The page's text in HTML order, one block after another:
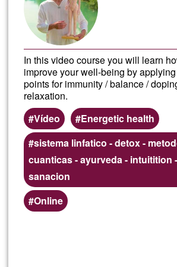
In this video course you will learn
improve your well-being by
points for immunity / balance /
relaxation.
Vídeo
Energetic health
sistema linfatico - detox -
cuanticas - ayurveda - intuitition
sanacion
Online